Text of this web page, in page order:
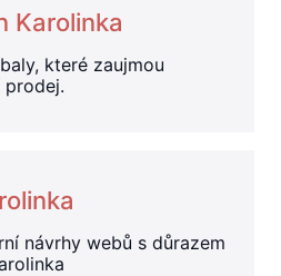
Karolinka
které zaujmou
návrhy webů s důrazem